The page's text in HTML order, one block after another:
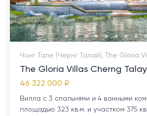
Чонг Тале (Чернг Талай), The Gloria
The Gloria Villas Cherng Talay
46 322 000 ₽
Вилла с 3 спальнями и 4 ванными
площадью 323 кв.м. и участком 375